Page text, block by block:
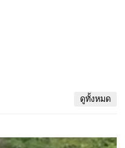
ดูทั้งหมด